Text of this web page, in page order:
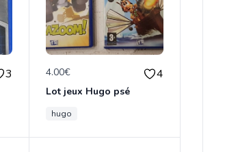
3 4.00€ 4
Lot jeux Hugo psé
hugo